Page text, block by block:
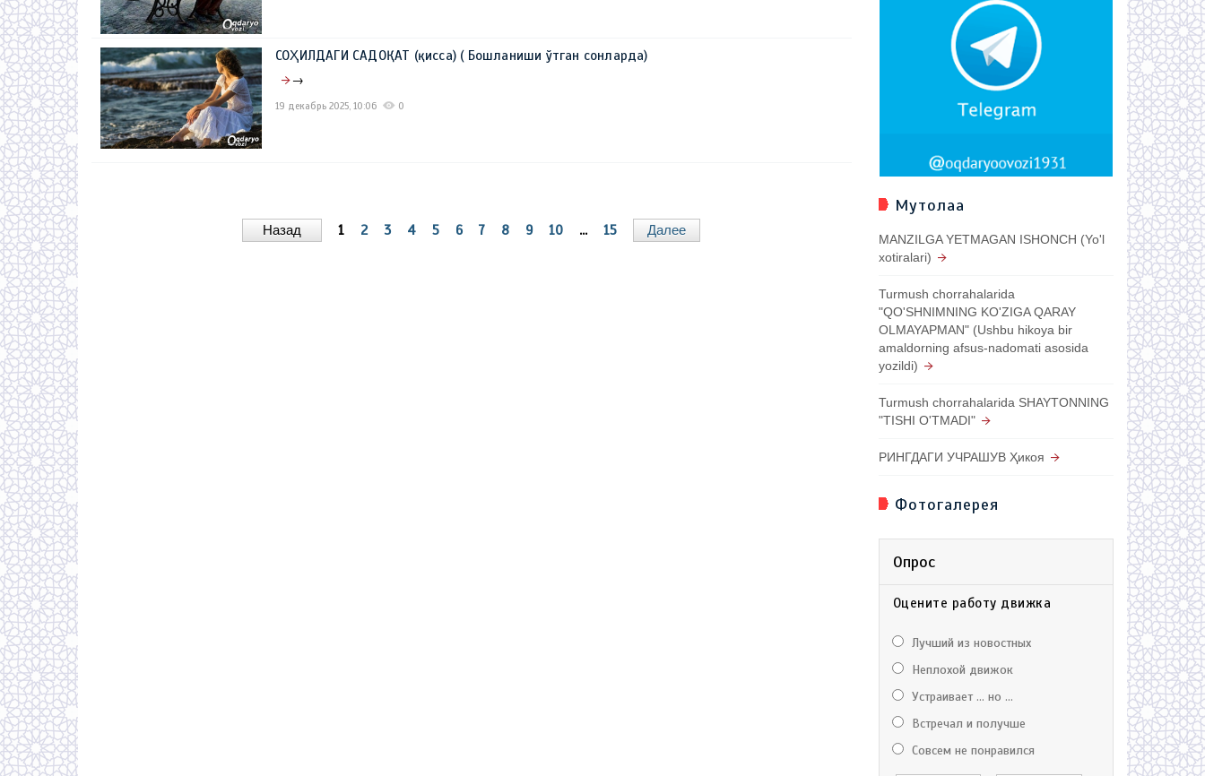
СОҲИЛДАГИ САДОҚАТ (қисса) ( Бошланиши ўтган сонларда)
→
19 декабрь 2025, 10:06 0
Назад 1 2 3 4 5 6 7 8 9 10 ... 15 Далее
Мутолаа
MANZILGA YETMAGAN ISHONCH (Yo'l
xotiralari)
Turmush chorrahalarida
"QO'SHNIMNING KO'ZIGA QARAY
OLMAYAPMAN" (Ushbu hikoya bir
amaldorning afsus-nadomati asosida
yozildi)
Turmush chorrahalarida SHAYTONNING
"TISHI O'TMADI"
РИНГДАГИ УЧРАШУВ Ҳикоя
Фотогалерея
Опрос
Оцените работу движка
Лучший из новостных
Неплохой движок
Устраивает ... но ...
Встречал и получше
Совсем не понравился